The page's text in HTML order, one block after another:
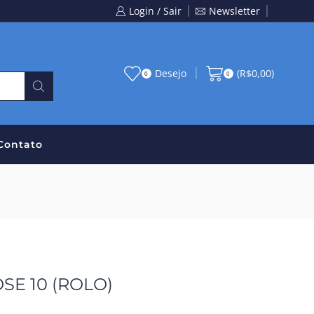
Login / Sair Newsletter
0 Desejo 0 (R$0,00)
10 (ROLO)